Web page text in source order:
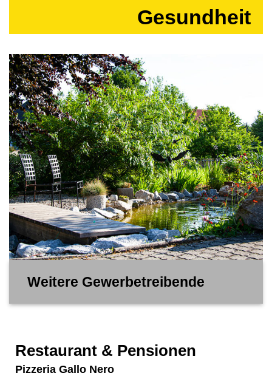
Restaurant & Pensionen
Pizzeria Gallo Nero
Gesundheit
Weitere Gewerbetreibende